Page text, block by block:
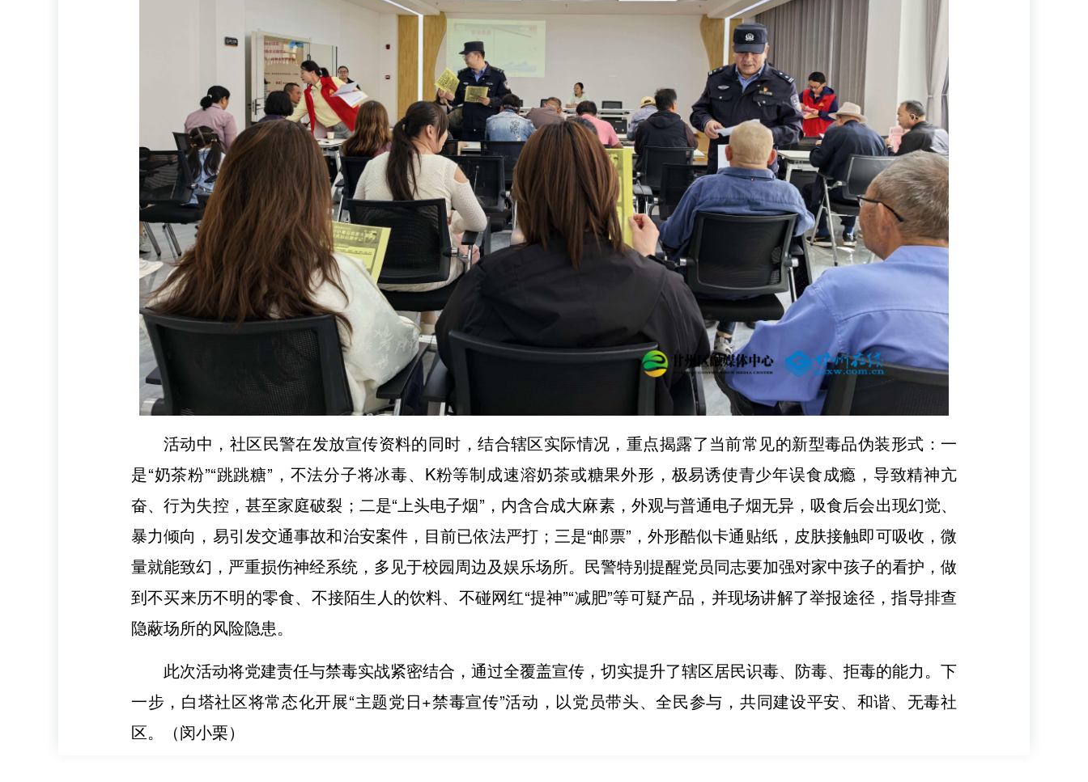
活动中，社区民警在发放宣传资料的同时，结合辖区实际情况，重点揭露了当前常见的新型毒品伪装形式：一
是“奶茶粉”“跳跳糖”，不法分子将冰毒、K粉等制成速溶奶茶或糖果外形，极易诱使青少年误食成瘾，导致精神亢
奋、行为失控，甚至家庭破裂；二是“上头电子烟”，内含合成大麻素，外观与普通电子烟无异，吸食后会出现幻觉、
暴力倾向，易引发交通事故和治安案件，目前已依法严打；三是“邮票”，外形酷似卡通贴纸，皮肤接触即可吸收，微
量就能致幻，严重损伤神经系统，多见于校园周边及娱乐场所。民警特别提醒党员同志要加强对家中孩子的看护，做
到不买来历不明的零食、不接陌生人的饮料、不碰网红“提神”“减肥”等可疑产品，并现场讲解了举报途径，指导排查
隐蔽场所的风险隐患。
此次活动将党建责任与禁毒实战紧密结合，通过全覆盖宣传，切实提升了辖区居民识毒、防毒、拒毒的能力。下
一步，白塔社区将常态化开展“主题党日+禁毒宣传”活动，以党员带头、全民参与，共同建设平安、和谐、无毒社
区。（闵小栗）